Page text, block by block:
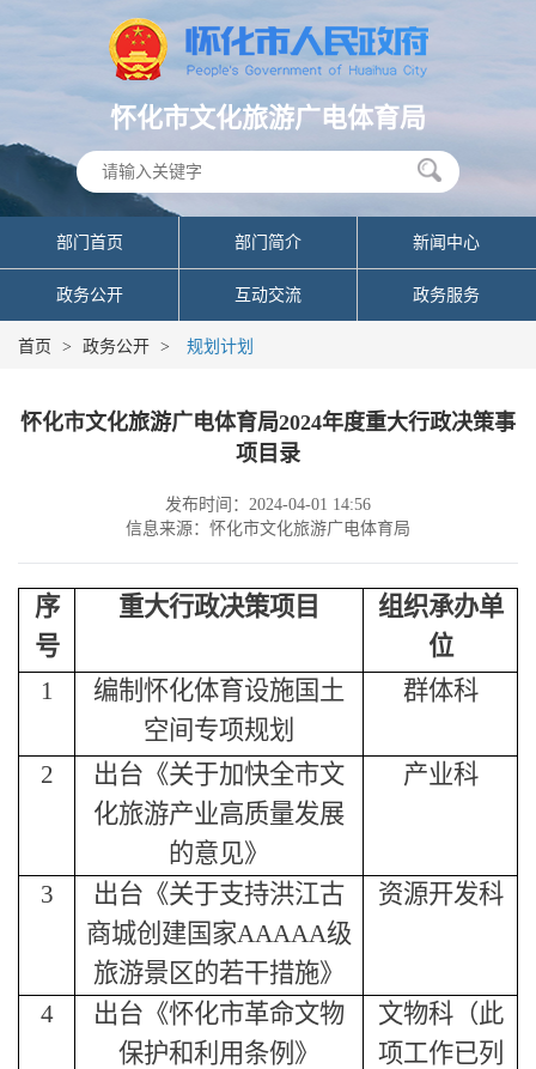
怀化市文化旅游广电体育局
部门首页 部门简介 新闻中心
政务公开 互动交流 政务服务
首页 > 政务公开 > 规划计划
怀化市文化旅游广电体育局2024年度重大行政决策事
项目录
发布时间：2024-04-01 14:56
信息来源：怀化市文化旅游广电体育局
序
号
重大行政决策项目
组织承办单
位
1
编制怀化体育设施国土
空间专项规划
群体科
2
出台《关于加快全市文
化旅游产业高质量发展
的意见》
产业科
3
出台《关于支持洪江古
商城创建国家AAAAA级
旅游景区的若干措施》
资源开发科
4
出台《怀化市革命文物
保护和利用条例》
文物科（此
项工作已列